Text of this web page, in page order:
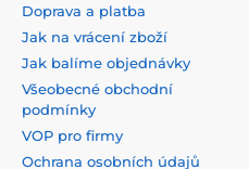
Doprava a platba
Jak na vrácení zboží
Jak balíme objednávky
Všeobecné obchodní
podmínky
VOP pro firmy
Ochrana osobních údajů